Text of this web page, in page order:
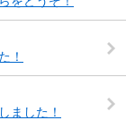
！
ました！